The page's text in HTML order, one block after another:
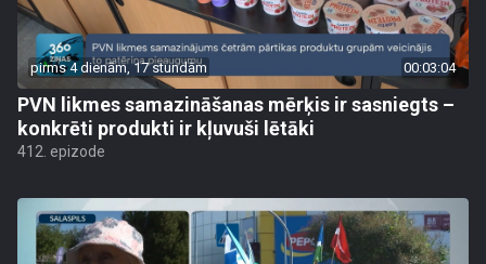
pirms 4 dienām, 17 stundām 00:03:04
PVN likmes samazināšanas mērķis ir sasniegts –
konkrēti produkti ir kļuvuši lētāki
412. epizode